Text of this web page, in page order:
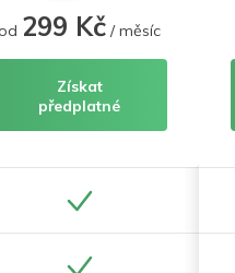
299 Kč / měsíc
Získat
předplatné